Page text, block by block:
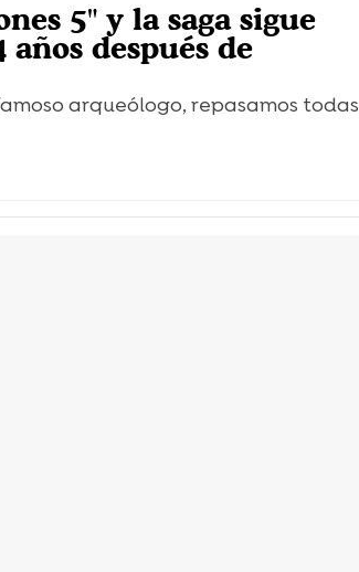
5" y la saga sigue
después de
arqueólogo, repasamos todas